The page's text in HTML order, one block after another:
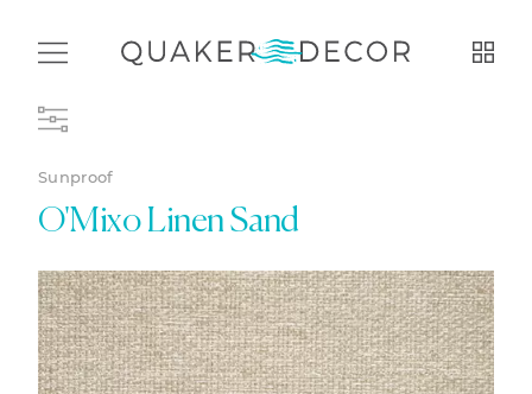
Sunproof
O'Mixo Linen Sand